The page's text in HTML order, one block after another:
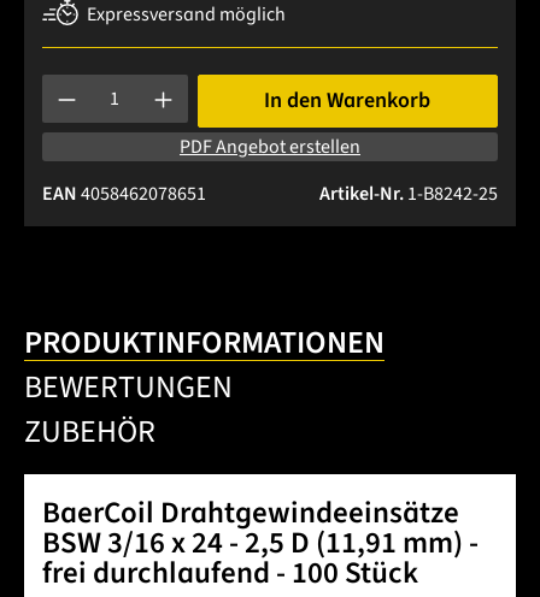
Expressversand möglich
Produkt Anzahl: Gib den gewünschten Wert ein oder
In den Warenkorb
PDF Angebot erstellen
Artikel-Nr.1-B8242-25
EAN4058462078651
PRODUKTINFORMATIONEN
BEWERTUNGEN
ZUBEHÖR
BaerCoil Drahtgewindeeinsätze
BSW 3/16 x 24 - 2,5 D (11,91 mm) -
frei durchlaufend - 100 Stück